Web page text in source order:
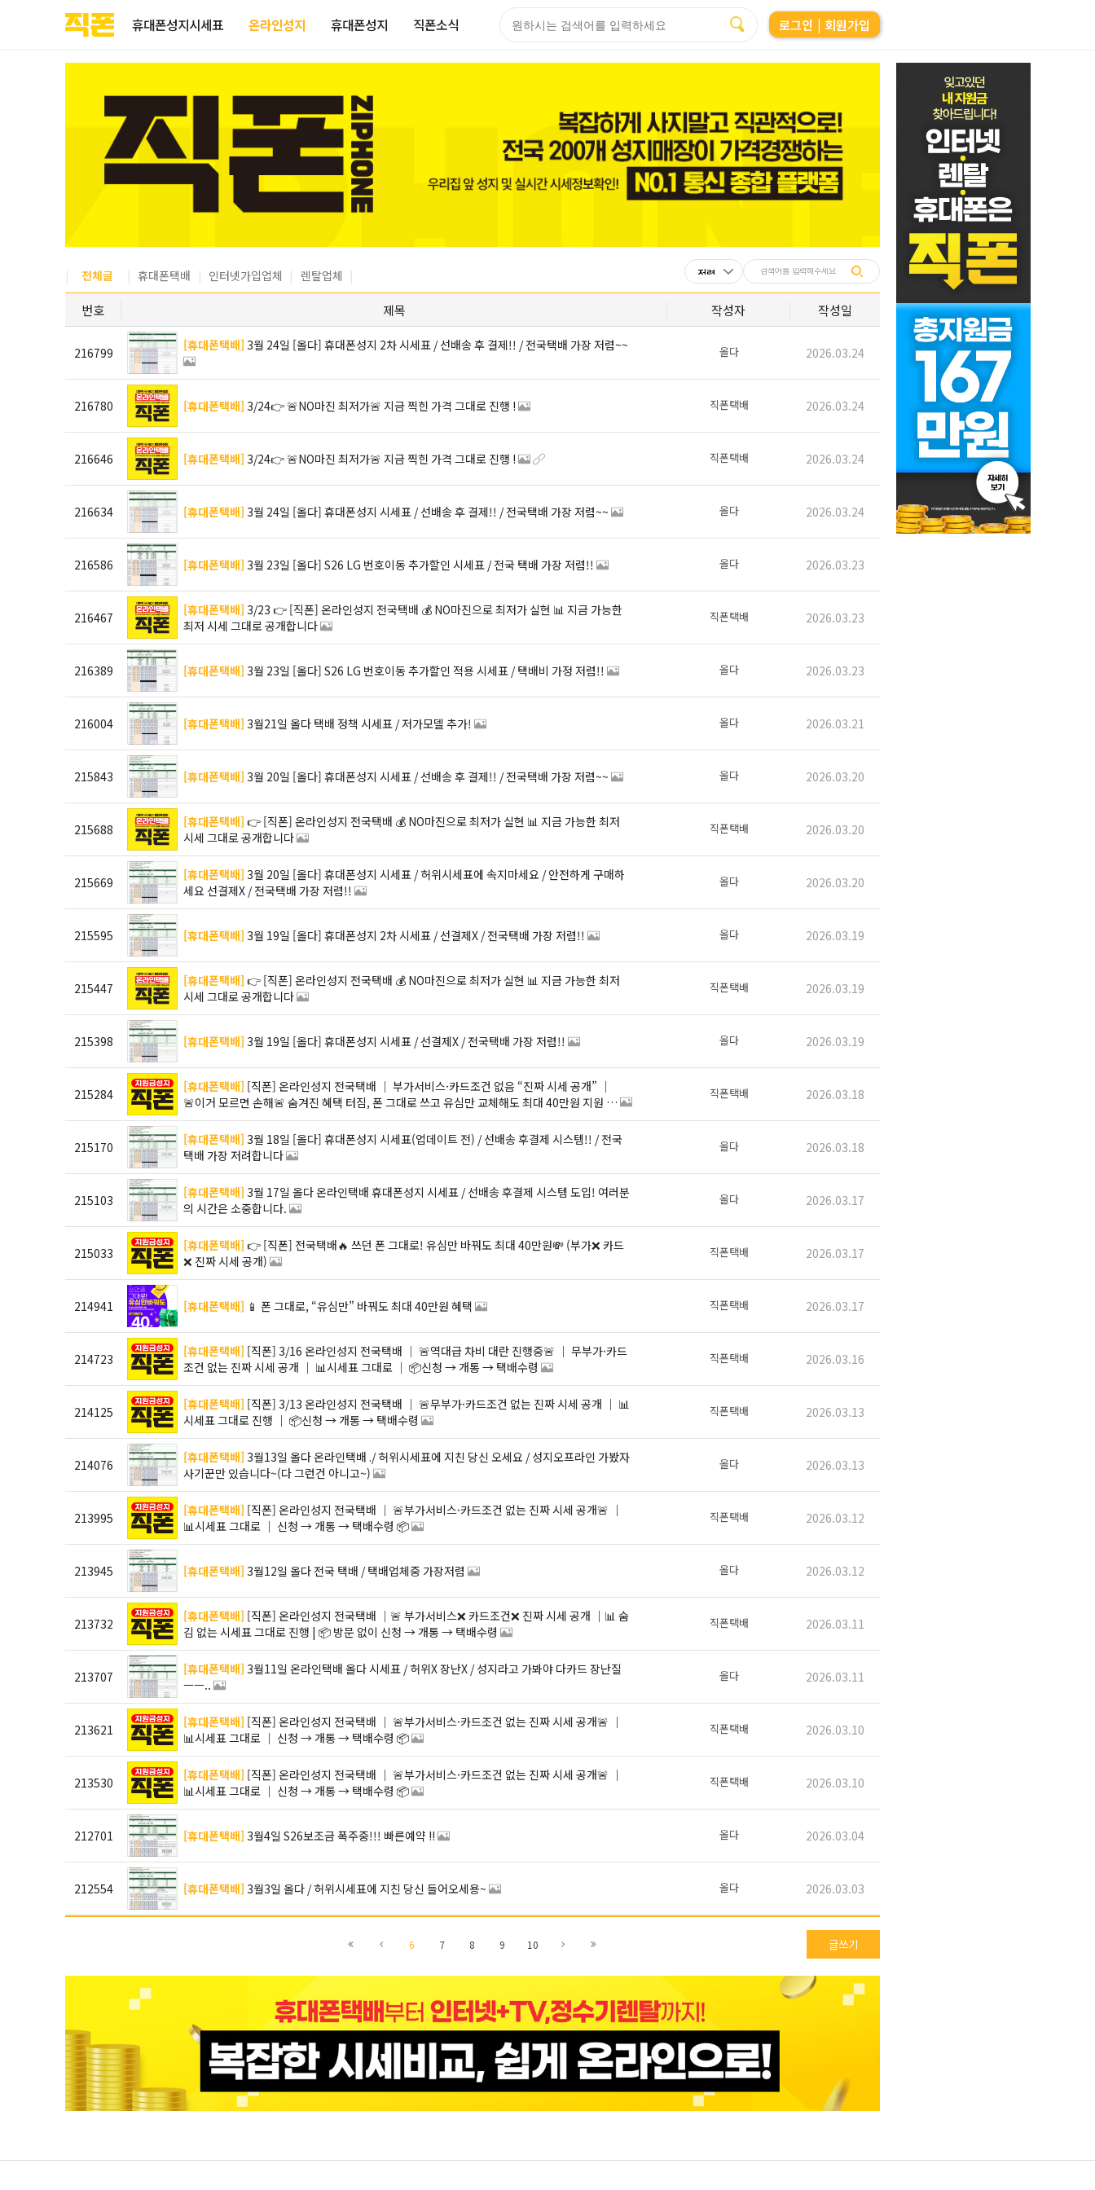
휴대폰성지시세표 온라인성지 휴대폰성지 직폰소식 로그인 | 회원가입
전체글 휴대폰택배 인터넷가입업체 렌탈업체
번호 제목 작성자 작성일
216799 [휴대폰택배] 3월 24일 [올다] 휴대폰성지 2차 시세표 / 선배송 후 결제!! / 전국택배 가장 저렴~~ 올다 2026.03.24
216780 [휴대폰택배] 3/24👉 🚨NO마진 최저가🚨 지금 찍힌 가격 그대로 진행 ! 직폰택배 2026.03.24
216646 [휴대폰택배] 3/24👉 🚨NO마진 최저가🚨 지금 찍힌 가격 그대로 진행 ! 직폰택배 2026.03.24
216634 [휴대폰택배] 3월 24일 [올다] 휴대폰성지 시세표 / 선배송 후 결제!! / 전국택배 가장 저렴~~ 올다 2026.03.24
216586 [휴대폰택배] 3월 23일 [올다] S26 LG 번호이동 추가할인 시세표 / 전국 택배 가장 저렴!! 올다 2026.03.23
216467 [휴대폰택배]
최저 시세 그대로 공개합니다
직폰택배 2026.03.23
216389 [휴대폰택배] 3월 23일 [올다] S26 LG 번호이동 추가할인 적용 시세표 / 택배비 가정 저렴!! 올다 2026.03.23
216004 [휴대폰택배] 3월21일 올다 택배 정책 시세표 / 저가모델 추가! 올다 2026.03.21
215843 [휴대폰택배] 3월 20일 [올다] 휴대폰성지 시세표 / 선배송 후 결제!! / 전국택배 가장 저렴~~ 올다 2026.03.20
215688 [휴대폰택배]
시세 그대로 공개합니다
직폰택배 2026.03.20
215669 [휴대폰택배]
세요 선결제X / 전국택배 가장 저렴!!
올다 2026.03.20
215595 [휴대폰택배] 3월 19일 [올다] 휴대폰성지 2차 시세표 / 선결제X / 전국택배 가장 저렴!! 올다 2026.03.19
215447 [휴대폰택배]
시세 그대로 공개합니다
직폰택배 2026.03.19
215398 [휴대폰택배] 3월 19일 [올다] 휴대폰성지 시세표 / 선결제X / 전국택배 가장 저렴!! 올다 2026.03.19
215284 [휴대폰택배]
🚨이거 모르면 손해🚨 숨겨진 혜택 터짐, 폰 그대로 쓰고 유심만 교체해도 최대 40만원 지원 가
능 💰📱
직폰택배 2026.03.18
215170 [휴대폰택배]
택배 가장 저려합니다
올다 2026.03.18
215103 [휴대폰택배]
의 시간은 소중합니다.
올다 2026.03.17
215033 [휴대폰택배]
❌ 진짜 시세 공개)
직폰택배 2026.03.17
214941 [휴대폰택배] 📱 폰 그대로, “유심만” 바꿔도 최대 40만원 혜택 직폰택배 2026.03.17
214723 [휴대폰택배]
조건 없는 진짜 시세 공개 │ 📊시세표 그대로 │ 📦신청 → 개통 → 택배수령
직폰택배 2026.03.16
214125 [휴대폰택배]
시세표 그대로 진행 │ 📦신청 → 개통 → 택배수령
직폰택배 2026.03.13
214076 [휴대폰택배]
사기꾼만 있습니다~(다 그런건 아니고~)
올다 2026.03.13
213995 [휴대폰택배]
📊시세표 그대로 │ 신청 → 개통 → 택배수령 📦
직폰택배 2026.03.12
213945 [휴대폰택배] 3월12일 올다 전국 택배 / 택배업체중 가장저렴 올다 2026.03.12
213732 [휴대폰택배]
김 없는 시세표 그대로 진행 | 📦 방문 없이 신청 → 개통 → 택배수령
직폰택배 2026.03.11
213707 [휴대폰택배]
ㅡㅡ..
올다 2026.03.11
213621 [휴대폰택배]
📊시세표 그대로 │ 신청 → 개통 → 택배수령 📦
직폰택배 2026.03.10
213530 [휴대폰택배]
📊시세표 그대로 │ 신청 → 개통 → 택배수령 📦
직폰택배 2026.03.10
212701 [휴대폰택배] 3월4일 S26보조금 폭주중!!! 빠른예약 !! 올다 2026.03.04
212554 [휴대폰택배] 3월3일 올다 / 허위시세표에 지친 당신 들어오세용~ 올다 2026.03.03
페이지로페이지로
6 7 8 9 10
페이지로페이지로
글쓰기